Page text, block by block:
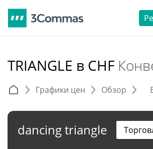
TRIANGLE в CHF
Графики цен Обзор
dancing triangle